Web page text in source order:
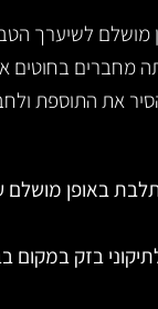
מושלם לשיערך
מחברים בחוטים
את התוספת
באופן מושלם
בזק